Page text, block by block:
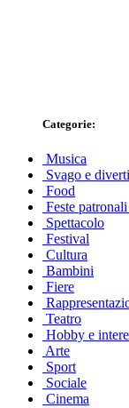
Categorie:
Musica
Svago e
Food
Feste
Spettacolo
Festival
Cultura
Bambini
Fiere
Teatro
Hobby e
Arte
Sport
Sociale
Cinema